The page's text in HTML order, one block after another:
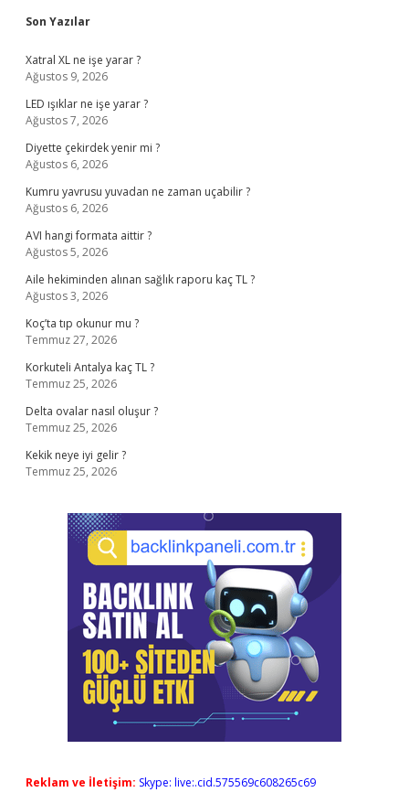
Sidebar
Son Yazılar
Xatral XL ne işe yarar ?
Ağustos 9, 2026
LED ışıklar ne işe yarar ?
Ağustos 7, 2026
Diyette çekirdek yenir mi ?
Ağustos 6, 2026
Kumru yavrusu yuvadan ne zaman uçabilir ?
Ağustos 6, 2026
AVI hangi formata aittir ?
Ağustos 5, 2026
Aile hekiminden alınan sağlık raporu kaç TL ?
Ağustos 3, 2026
Koç’ta tıp okunur mu ?
Temmuz 27, 2026
Korkuteli Antalya kaç TL ?
Temmuz 25, 2026
Delta ovalar nasıl oluşur ?
Temmuz 25, 2026
Kekik neye iyi gelir ?
Temmuz 25, 2026
Reklam ve İletişim: Skype: live:.cid.575569c608265c69